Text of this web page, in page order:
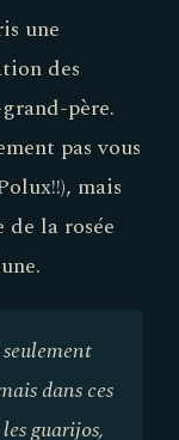
une
des
père.
pas vous
mais
la rosée
dans ces
guarijos,